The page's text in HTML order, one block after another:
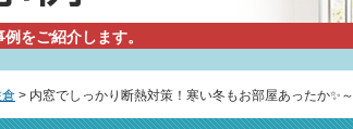
をご紹介します。
> 内窓でしっかり断熱対策！寒い冬もお部屋あったか✨